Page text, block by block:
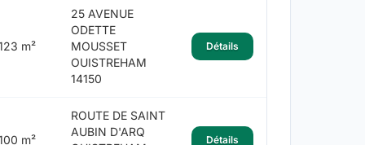
m²
25 AVENUE
ODETTE
MOUSSET
OUISTREHAM
14150
Détails
m²
ROUTE DE SAINT
AUBIN D'ARQ
Détails